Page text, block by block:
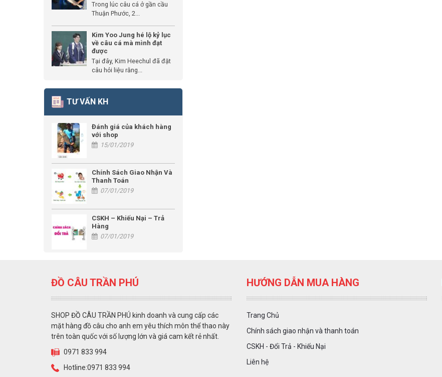
Trong lúc câu cá ở gần cầu
Thuận Phước, 2...
Kim Yoo Jung hé lộ kỷ lục
về câu cá mà mình đạt
được
Tại đây, Kim Heechul đã đặt
câu hỏi liệu rằng...
TƯ VẤN KH
Đánh giá của khách hàng
với shop
15/01/2019
Chính Sách Giao Nhận Và
Thanh Toán
07/01/2019
CSKH – Khiếu Nại – Trả
Hàng
07/01/2019
ĐỒ CÂU TRẦN PHÚ
SHOP ĐỒ CÂU TRẦN PHÚ kinh doanh và cung cấp các
mặt hàng đồ câu cho anh em yêu thích môn thể thao này
trên toàn quốc với số lượng lớn và giá cam kết rẻ nhất.
0971 833 994
Hotline:0971 833 994
HƯỚNG DẪN MUA HÀNG
Trang Chủ
Chính sách giao nhận và thanh toán
CSKH - Đổi Trả - Khiếu Nại
Liên hệ